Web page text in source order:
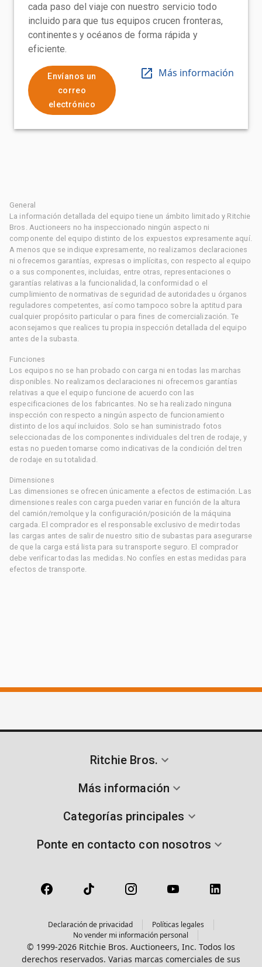
cada paso del viaje con nuestro servicio todo
incluido para que tus equipos crucen fronteras,
continentes y océanos de forma rápida y
eficiente.
Envíanos un
correo
electrónico
Más información
General
La información detallada del equipo tiene un ámbito limitado y Ritchie
Bros. Auctioneers no ha inspeccionado ningún aspecto ni
componente del equipo distinto de los expuestos expresamente aquí.
A menos que se indique expresamente, no realizamos declaraciones
ni ofrecemos garantías, expresas o implícitas, con respecto al equipo
o a sus componentes, incluidas, entre otras, representaciones o
garantías relativas a la funcionalidad, la conformidad o el
cumplimiento de normativas de seguridad de autoridades u órganos
reguladores competentes, así como tampoco sobre la aptitud para
cualquier propósito particular o para fines de comercialización. Te
aconsejamos que realices tu propia inspección detallada del equipo
antes de la subasta.
Funciones
Los equipos no se han probado con carga ni en todas las marchas
disponibles. No realizamos declaraciones ni ofrecemos garantías
relativas a que el equipo funcione de acuerdo con las
especificaciones de los fabricantes. No se ha realizado ninguna
inspección con respecto a ningún aspecto de funcionamiento
distinto de los aquí incluidos. Solo se han suministrado fotos
seleccionadas de los componentes individuales del tren de rodaje, y
estas no pueden tomarse como indicativas de la condición del tren
de rodaje en su totalidad.
Dimensiones
Las dimensiones se ofrecen únicamente a efectos de estimación. Las
dimensiones reales con carga pueden variar en función de la altura
del camión/remolque y la configuración/posición de la máquina
cargada. El comprador es el responsable exclusivo de medir todas
las cargas antes de salir de nuestro sitio de subastas para asegurarse
de que la carga está lista para su transporte seguro. El comprador
debe verificar todas las medidas. No confíes en estas medidas para
efectos de transporte.
Ritchie Bros.
Más información
Categorías principales
Ponte en contacto con nosotros
Declaración de privacidad
Políticas legales
No vender mi información personal
© 1999-2026 Ritchie Bros. Auctioneers, Inc. Todos los
derechos reservados. Varias marcas comerciales de sus